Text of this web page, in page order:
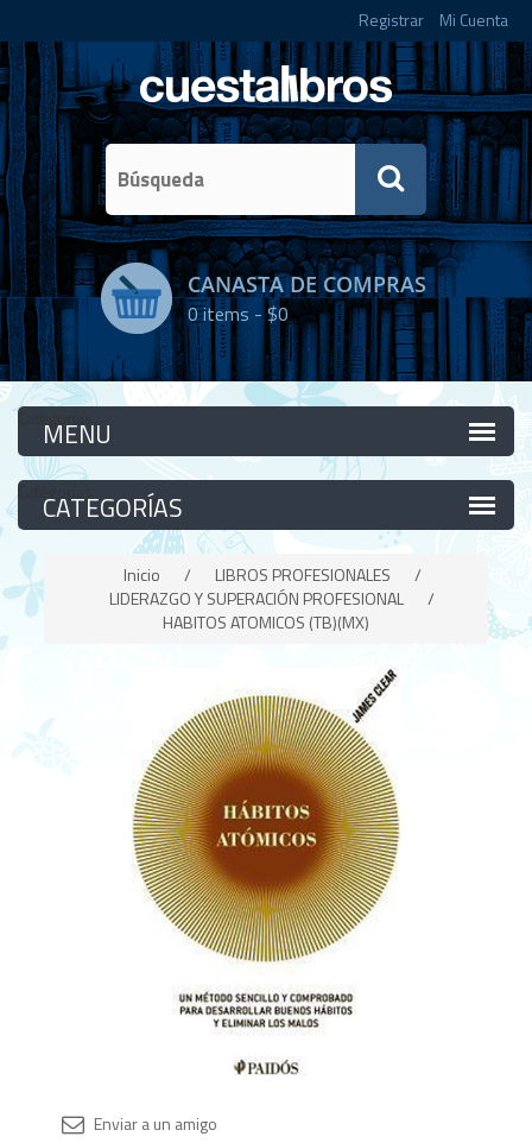
Registrar Mi Cuenta
CANASTA DE COMPRAS
0items -$0
Categorías
Categorías
Inicio / LIBROS PROFESIONALES
/
LIDERAZGO Y SUPERACIÓN PROFESIONAL
/
HABITOS ATOMICOS (TB)(MX)